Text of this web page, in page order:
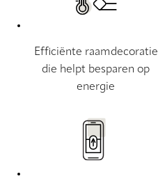
Efficiënte raamdecoratie
die helpt besparen op
energie